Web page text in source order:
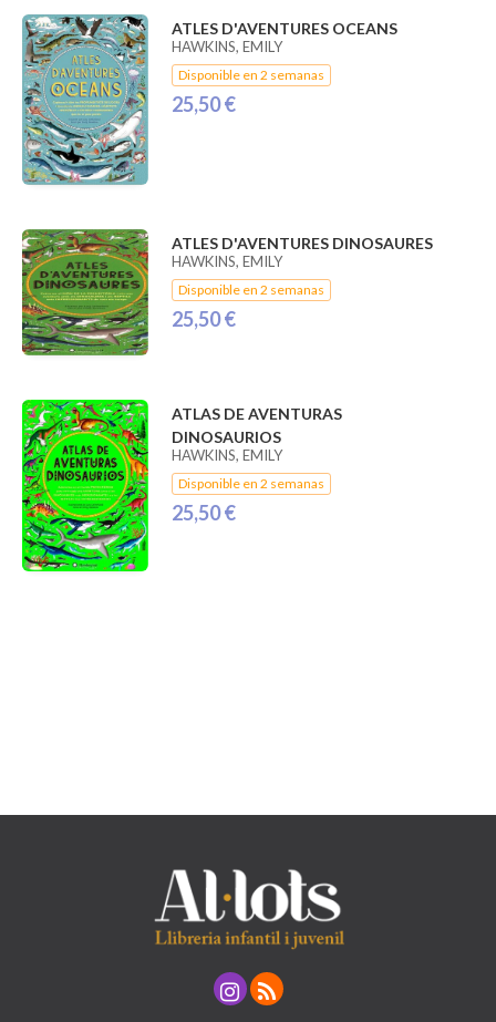
ATLES D'AVENTURES OCEANS
HAWKINS, EMILY
Disponible en 2 semanas
25,50 €
ATLES D'AVENTURES DINOSAURES
HAWKINS, EMILY
Disponible en 2 semanas
25,50 €
ATLAS DE AVENTURAS
DINOSAURIOS
HAWKINS, EMILY
Disponible en 2 semanas
25,50 €